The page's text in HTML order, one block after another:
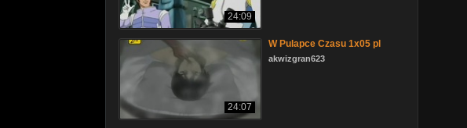
24:09
24:07
W Pulapce Czasu 1x05 pl
akwizgran623